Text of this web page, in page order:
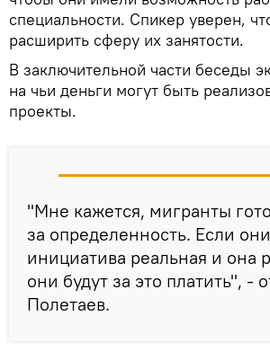
специальности. Спикер уверен,
расширить сферу их занятости.
В заключительной части беседы
на чьи деньги могут быть
проекты.
"Мне кажется, мигранты
за определенность. Если
инициатива реальная и она
они будут за это платить", -
Полетаев.